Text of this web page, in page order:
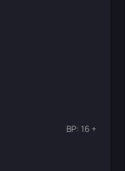
ВР: 16 +